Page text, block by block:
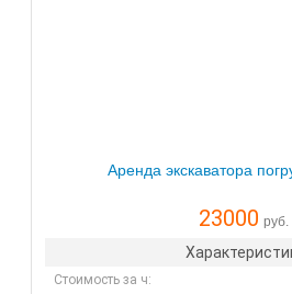
Аренда экскаватора
23000 руб.
Стоимость за ч: